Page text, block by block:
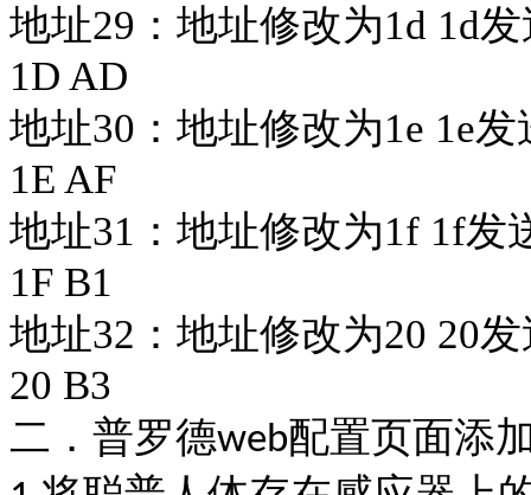
地址29： 地址修改为1d 1d
1D AD
地址30： 地址修改为1e 1e
1E AF
地址31： 地址修改为1f 1f发
1F B1
地址32： 地址修改为20 20
20 B3
二．普罗德web配置页面添